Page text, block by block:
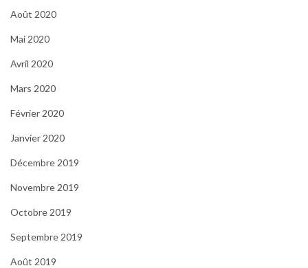
Août 2020
Mai 2020
Avril 2020
Mars 2020
Février 2020
Janvier 2020
Décembre 2019
Novembre 2019
Octobre 2019
Septembre 2019
Août 2019